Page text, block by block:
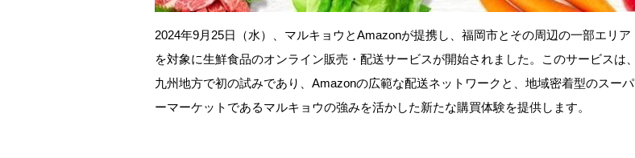
2024年9月25日（水）、マルキョウとAmazonが提携し、福岡市とその周辺の一部エリア
を対象に生鮮食品のオンライン販売・配送サービスが開始されました。このサービスは、
九州地方で初の試みであり、Amazonの広範な配送ネットワークと、地域密着型のスーパ
ーマーケットであるマルキョウの強みを活かした新たな購買体験を提供します。